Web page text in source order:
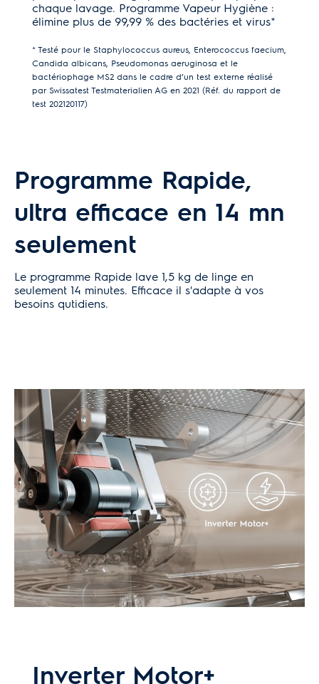
chaque lavage. Programme Vapeur Hygiène :
élimine plus de 99,99 % des bactéries et virus*
* Testé pour le Staphylococcus aureus, Enterococcus faecium,
Candida albicans, Pseudomonas aeruginosa et le
bactériophage MS2 dans le cadre d’un test externe réalisé
par Swissatest Testmaterialien AG en 2021 (Réf. du rapport de
test 202120117)
Programme Rapide,
ultra efficace en 14 mn
seulement
Le programme Rapide lave 1,5 kg de linge en
seulement 14 minutes. Efficace il s'adapte à vos
besoins qutidiens.
Inverter Motor+